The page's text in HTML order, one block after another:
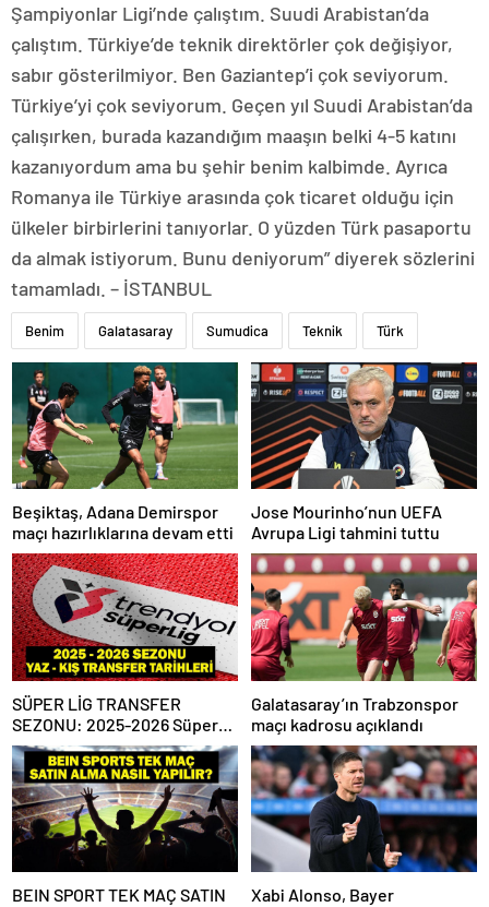
Şampiyonlar Ligi’nde çalıştım. Suudi Arabistan’da
çalıştım. Türkiye’de teknik direktörler çok değişiyor,
sabır gösterilmiyor. Ben Gaziantep’i çok seviyorum.
Türkiye’yi çok seviyorum. Geçen yıl Suudi Arabistan’da
çalışırken, burada kazandığım maaşın belki 4-5 katını
kazanıyordum ama bu şehir benim kalbimde. Ayrıca
Romanya ile Türkiye arasında çok ticaret olduğu için
ülkeler birbirlerini tanıyorlar. O yüzden Türk pasaportu
da almak istiyorum. Bunu deniyorum” diyerek sözlerini
tamamladı. – İSTANBUL
Benim Galatasaray Sumudica Teknik Türk
Beşiktaş, Adana Demirspor
maçı hazırlıklarına devam etti
Jose Mourinho’nun UEFA
Avrupa Ligi tahmini tuttu
SÜPER LİG TRANSFER
SEZONU: 2025-2026 Süper
Lig Yaz Transfer Sezonu Ne
Zaman Başlayacak? Kış
Transfer Sezonu Ne Zaman
Başlayacak? TFF Açıkladı!
Galatasaray’ın Trabzonspor
maçı kadrosu açıklandı
BEIN SPORT TEK MAÇ SATIN
Xabi Alonso, Bayer